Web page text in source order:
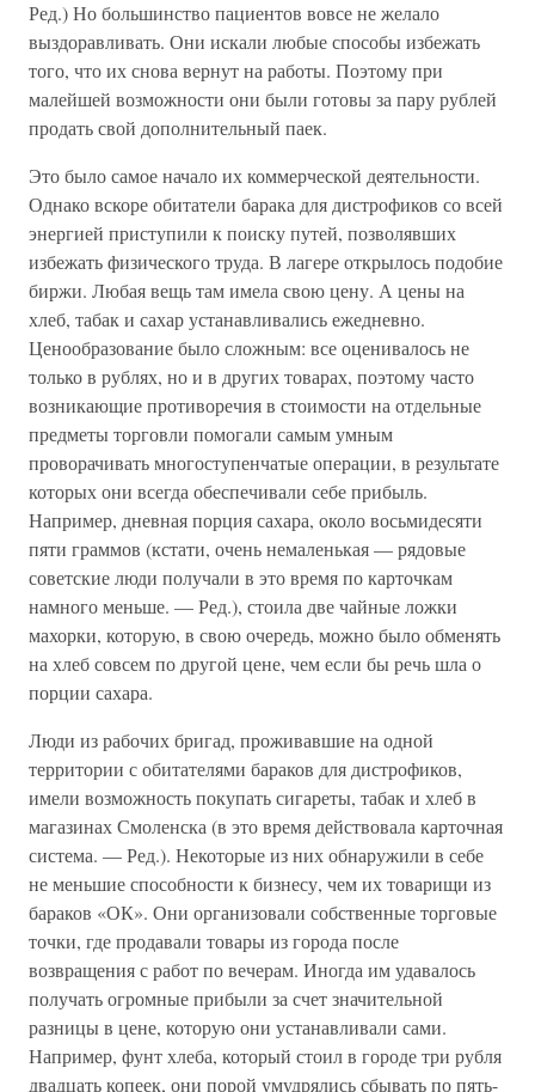
Ред.) Но большинство пациентов вовсе не желало
выздоравливать. Они искали любые способы избежать
того, что их снова вернут на работы. Поэтому при
малейшей возможности они были готовы за пару рублей
продать свой дополнительный паек.
Это было самое начало их коммерческой деятельности.
Однако вскоре обитатели барака для дистрофиков со всей
энергией приступили к поиску путей, позволявших
избежать физического труда. В лагере открылось подобие
биржи. Любая вещь там имела свою цену. А цены на
хлеб, табак и сахар устанавливались ежедневно.
Ценообразование было сложным: все оценивалось не
только в рублях, но и в других товарах, поэтому часто
возникающие противоречия в стоимости на отдельные
предметы торговли помогали самым умным
проворачивать многоступенчатые операции, в результате
которых они всегда обеспечивали себе прибыль.
Например, дневная порция сахара, около восьмидесяти
пяти граммов (кстати, очень немаленькая — рядовые
советские люди получали в это время по карточкам
намного меньше. — Ред.), стоила две чайные ложки
махорки, которую, в свою очередь, можно было обменять
на хлеб совсем по другой цене, чем если бы речь шла о
порции сахара.
Люди из рабочих бригад, проживавшие на одной
территории с обитателями бараков для дистрофиков,
имели возможность покупать сигареты, табак и хлеб в
магазинах Смоленска (в это время действовала карточная
система. — Ред.). Некоторые из них обнаружили в себе
не меньшие способности к бизнесу, чем их товарищи из
бараков «ОК». Они организовали собственные торговые
точки, где продавали товары из города после
возвращения с работ по вечерам. Иногда им удавалось
получать огромные прибыли за счет значительной
разницы в цене, которую они устанавливали сами.
Например, фунт хлеба, который стоил в городе три рубля
двадцать копеек, они порой умудрялись сбывать по пять-